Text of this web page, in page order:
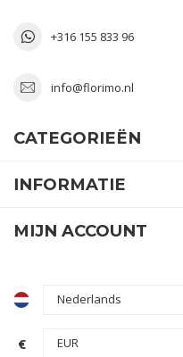
+316 155 833 96
info@florimo.nl
CATEGORIEËN
INFORMATIE
MIJN ACCOUNT
€